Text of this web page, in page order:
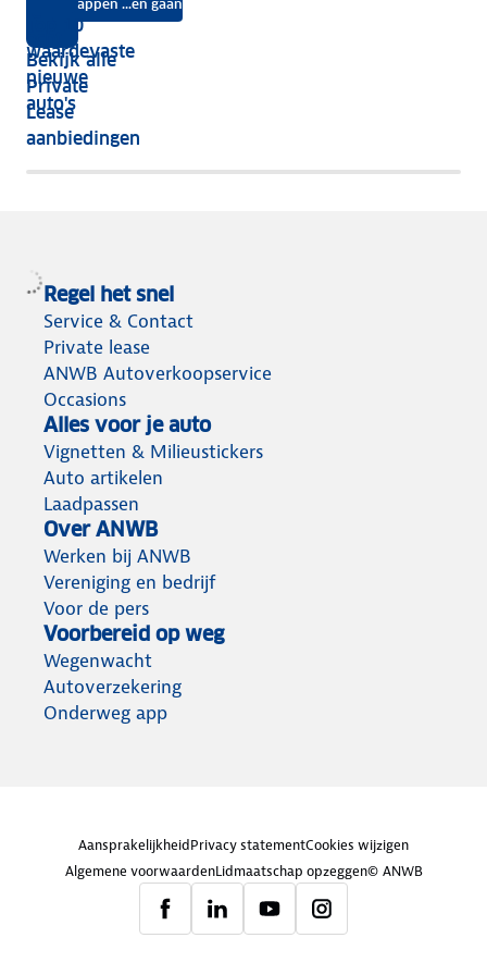
Instappen ...en gaan
Bekijk alle
Private
Lease
aanbiedingen
écht
vijf
jaar
nog
het
meeste
Top 10
waardevaste
nieuwe
auto's
Regel het snel
Service & Contact
Private lease
ANWB Autoverkoopservice
Occasions
Alles voor je auto
Vignetten & Milieustickers
Auto artikelen
Laadpassen
Over ANWB
Werken bij ANWB
Vereniging en bedrijf
Voor de pers
Voorbereid op weg
Wegenwacht
Autoverzekering
Onderweg app
AansprakelijkheidPrivacy statementCookies wijzigen
Algemene voorwaardenLidmaatschap opzeggen© ANWB